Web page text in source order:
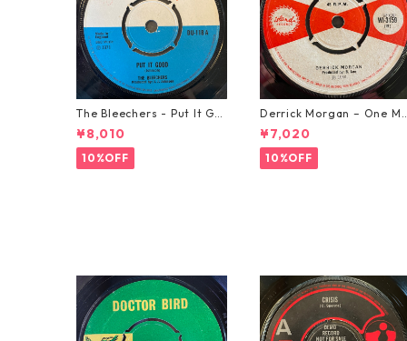
The Bleechers - Put It Go
od 【7-21637】
¥8,010
10%OFF
Derrick Morgan – One
rning In May【7-21653】
¥7,020
10%OFF